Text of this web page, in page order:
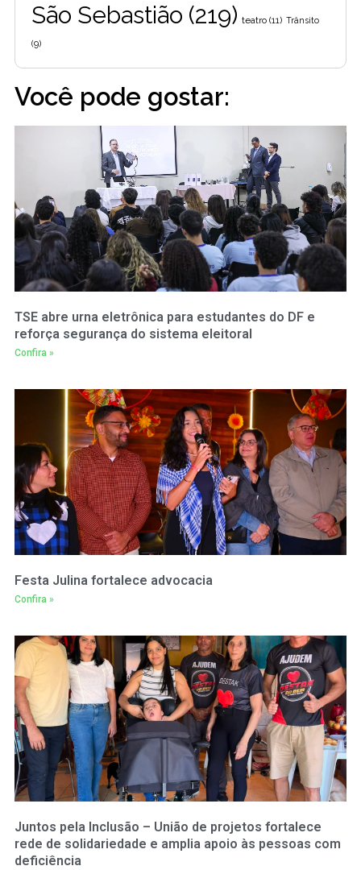
São Sebastião (219) teatro (11) Trânsito
(9)
Você pode gostar:
TSE abre urna eletrônica para estudantes do DF e
reforça segurança do sistema eleitoral
Confira »
Festa Julina fortalece advocacia
Confira »
Juntos pela Inclusão – União de projetos fortalece
rede de solidariedade e amplia apoio às pessoas com
deficiência